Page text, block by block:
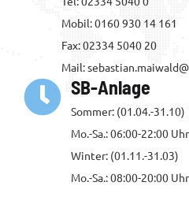
Mobil: 0160 930 14 161
Fax: 02334 5040 20
Mail:
SB-Anlage
Sommer: (01.04.-31.10)
Mo.-Sa.: 06:00-22:00 Uhr
Winter: (01.11.-31.03)
Mo.-Sa.: 08:00-20:00 Uhr